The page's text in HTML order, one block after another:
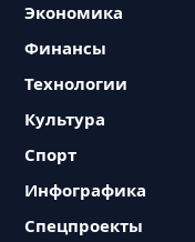
Экономика
Финансы
Технологии
Культура
Спорт
Инфографика
Спецпроекты